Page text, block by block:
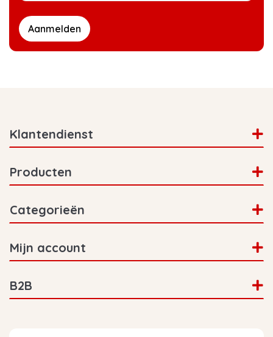
Aanmelden
Klantendienst
Producten
Categorieën
Mijn account
B2B